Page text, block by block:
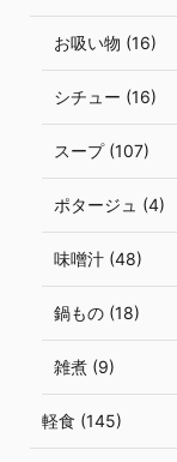
お吸い物 (16)
シチュー (16)
スープ (107)
ポタージュ (4)
味噌汁 (48)
鍋もの (18)
雑煮 (9)
軽食 (145)